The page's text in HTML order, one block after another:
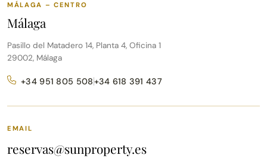
MÁLAGA – CENTRO
Málaga
Pasillo del Matadero 14, Planta 4, Oficina 1
29002, Málaga
+34 951 805 508+34 618 391 437
EMAIL
reservas@sunproperty.es